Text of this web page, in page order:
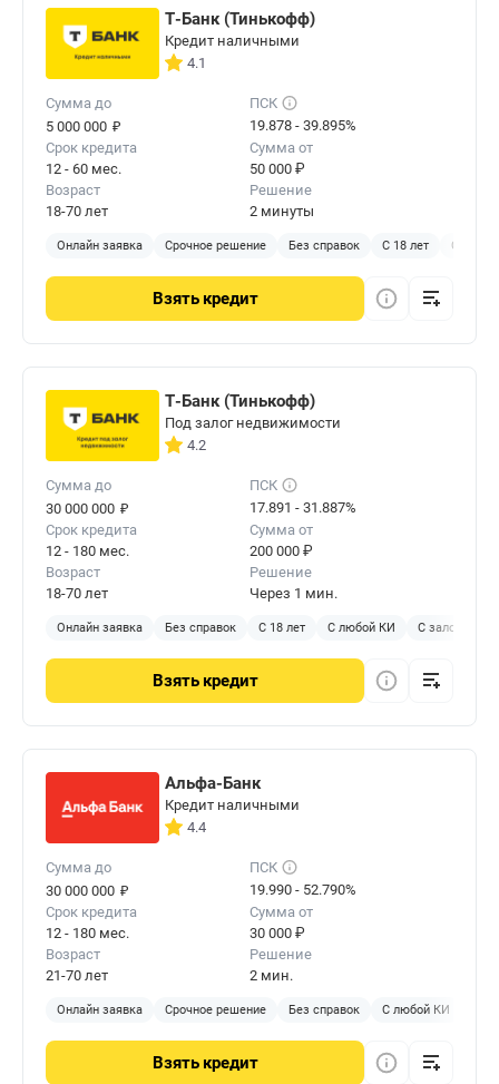
Т-Банк (Тинькофф)
Кредит наличными
4.1
Сумма до
5 000 000 ₽
ПСК
19.878 - 39.895%
Срок кредита
12 - 60 мес.
Сумма от
50 000 ₽
Возраст
18-70 лет
Решение
2 минуты
Онлайн заявка Срочное решение Без справок С 18 лет С
Взять кредит
Т-Банк (Тинькофф)
Под залог недвижимости
4.2
Сумма до
30 000 000 ₽
ПСК
17.891 - 31.887%
Срок кредита
12 - 180 мес.
Сумма от
200 000 ₽
Возраст
18-70 лет
Решение
Через 1 мин.
Онлайн заявка Без справок С 18 лет С любой КИ С залогом
Взять кредит
Альфа-Банк
Кредит наличными
4.4
Сумма до
30 000 000 ₽
ПСК
19.990 - 52.790%
Срок кредита
12 - 180 мес.
Сумма от
30 000 ₽
Возраст
21-70 лет
Решение
2 мин.
Онлайн заявка Срочное решение Без справок С любой КИ
Взять кредит